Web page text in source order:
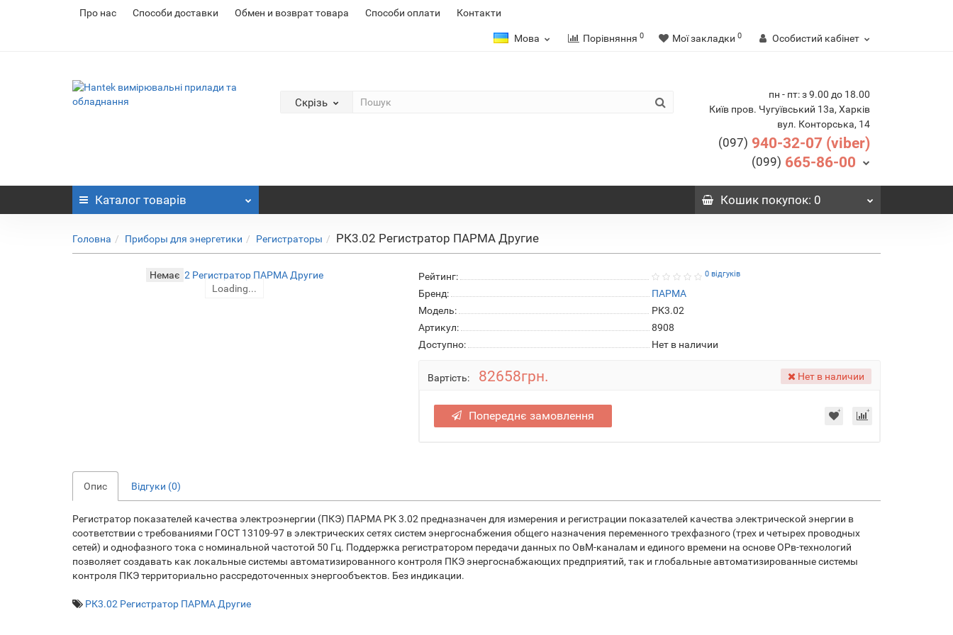
Про нас Cпособи доставки Обмен и возврат товара Способи оплати Контакти
Мова Порівняння 0 Мої закладки 0 Особистий кабінет
Скрізь
пн - пт: з 9.00 до 18.00
Київ пров. Чугуївський 13а, Харків
вул. Конторська, 14
(097) 940-32-07 (viber)
(099) 665-86-00
Каталог товарів Кошикпокупок: 0
Головна Приборы для энергетики Регистраторы РК3.02 Регистратор ПАРМА Другие
Немає
Loading...
Loading...
Рейтинг: 0 відгуків
Бренд:
ПAРМА
Модель:
РК3.02
Артикул:
8908
Доступно:
Нет в наличии
Вартість: 82658грн. Нет в наличии
Попереднє замовлення
Опис Відгуки (0)
Регистратор показателей качества электроэнергии (ПКЭ) ПАРМА РК 3.02 предназначен для измерения и регистрации показателей качества электрической энергии в
соответствии с требованиями ГОСТ 13109-97 в электрических сетях систем энергоснабжения общего назначения переменного трехфазного (трех и четырех проводных
сетей) и однофазного тока с номинальной частотой 50 Гц. Поддержка регистратором передачи данных по ОвМ-каналам и единого времени на основе ОРв-технологий
позволяет создавать как локальные системы автоматизированного контроля ПКЭ энергоснабжающих предприятий, так и глобальные автоматизированные системы
контроля ПКЭ территориально рассредоточенных энергообъектов. Без индикации.
РК3.02 Регистратор ПАРМА Другие